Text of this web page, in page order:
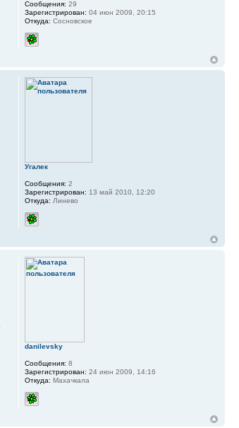
Сообщения: 29
Зарегистрирован: 04 июн 2009, 20:15
Откуда: Сосновское
Угалек
Сообщения: 2
Зарегистрирован: 13 май 2010, 12:20
Откуда: Линево
danilevsky
Сообщения: 8
Зарегистрирован: 24 июн 2009, 14:16
Откуда: Махачкала